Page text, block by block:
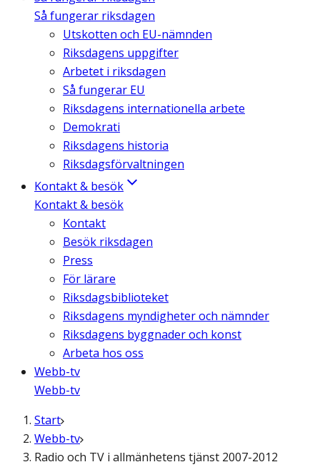
Så fungerar riksdagen
Utskotten och EU-nämnden
Riksdagens uppgifter
Arbetet i riksdagen
Så fungerar EU
Riksdagens internationella arbete
Demokrati
Riksdagens historia
Riksdagsförvaltningen
Kontakt & besök
Kontakt & besök
Kontakt
Besök riksdagen
Press
För lärare
Riksdagsbiblioteket
Riksdagens myndigheter och nämnder
Riksdagens byggnader och konst
Arbeta hos oss
Webb-tv
Webb-tv
Start
Webb-tv
Radio och TV i allmänhetens tjänst 2007-2012